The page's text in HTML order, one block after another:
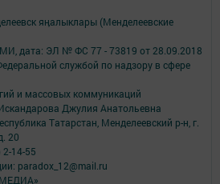
яӊалыклары (Менделеевские
дата: ЭЛ № ФС 77 - 73819 от 28.09.2018
службой по надзору в сфере
и массовых коммуникаций
Джулия Анатольевна
Татарстан, Менделеевский р-н, г.
20
14-55
paradox_12@mail.ru